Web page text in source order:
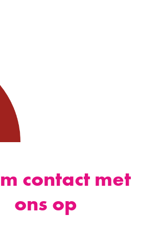
contact met
ons op